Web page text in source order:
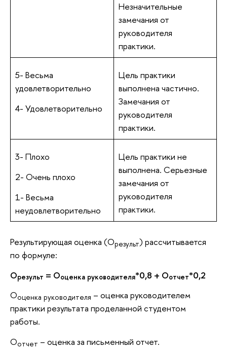
Незначительные
замечания от
руководителя
практики.
5- Весьма
удовлетворительно
4- Удовлетворительно
Цель практики
выполнена частично.
Замечания от
руководителя
практики.
3- Плохо
2- Очень плохо
1- Весьма
неудовлетворительно
Цель практики не
выполнена. Серьезные
замечания от
руководителя
практики.
Результирующая оценка (Орезульт) рассчитывается
по формуле:
Орезульт = Ооценка руководителя*0,8 + Оотчет*0,2
Ооценка руководителя – оценка руководителем
практики результата проделанной студентом
работы.
Оотчет – оценка за письменный отчет.